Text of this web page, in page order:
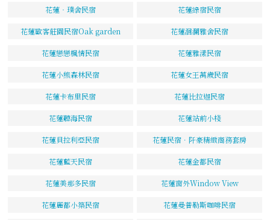
花蓮‧璞舍民宿 花蓮綠宿民宿
花蓮歐客莊園民宿Oak garden 花蓮洄瀾雅舍民宿
花蓮戀戀楓情民宿 花蓮雅漾民宿
花蓮小熊森林民宿 花蓮女王萬歲民宿
花蓮卡布里民宿 花蓮比拉迦民宿
花蓮聽海民宿 花蓮站前小棧
花蓮貝拉利亞民宿 花蓮民宿．阡豪精緻商務套房
花蓮藍天民宿 花蓮金都民宿
花蓮美那多民宿 花蓮窗外Window View
花蓮麗都小築民宿 花蓮曼普勒斯咖啡民宿